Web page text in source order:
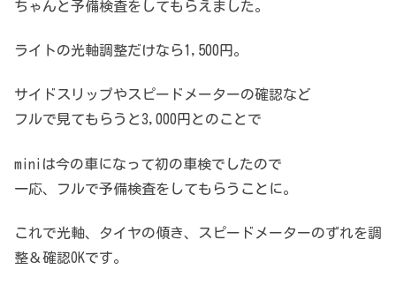
ちゃんと予備検査をしてもらえました。
ライトの光軸調整だけなら1,500円。
サイドスリップやスピードメーターの確認など
フルで見てもらうと3,000円とのことで
miniは今の車になって初の車検でしたので
一応、フルで予備検査をしてもらうことに。
これで光軸、タイヤの傾き、スピードメーターのずれを調
整＆確認OKです。